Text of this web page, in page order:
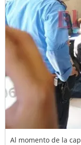
Al momento de la